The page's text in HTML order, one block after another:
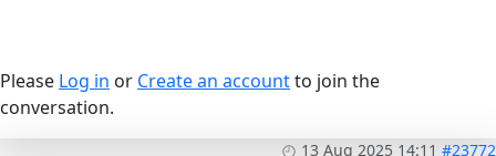
Please Log in or Create an accountto join the
conversation.
13 Aug 2025 14:11 #23772